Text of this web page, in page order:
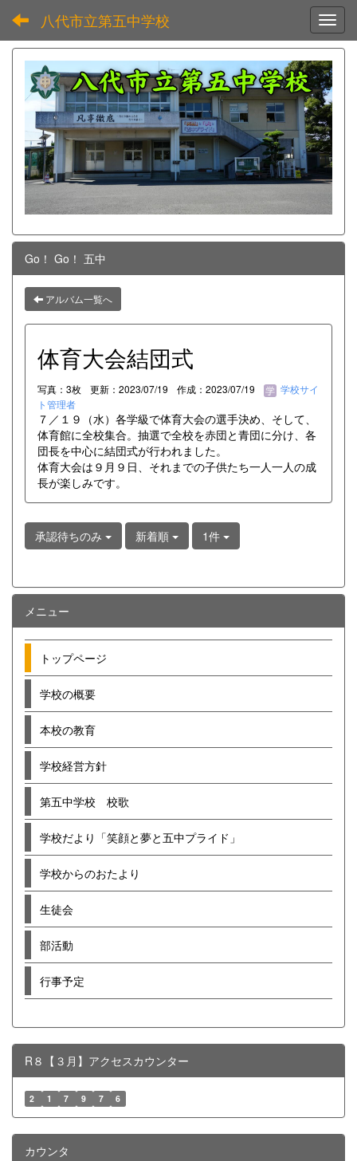
八代市立第五中学校
Go！ Go！ 五中
アルバム一覧へ
体育大会結団式
写真：3枚 更新：2023/07/19 作成：2023/07/19
学校サイ
ト管理者
７／１９（水）各学級で体育大会の選手決め、そして、
体育館に全校集合。抽選で全校を赤団と青団に分け、各
団長を中心に結団式が行われました。
体育大会は９月９日、それまでの子供たち一人一人の成
長が楽しみです。
承認待ちのみ 新着順 1件
メニュー
トップページ
学校の概要
本校の教育
学校経営方針
第五中学校 校歌
学校だより「笑顔と夢と五中プライド」
学校からのおたより
生徒会
部活動
行事予定
R８【３月】アクセスカウンター
2 1 7 9 7 6
カウンタ